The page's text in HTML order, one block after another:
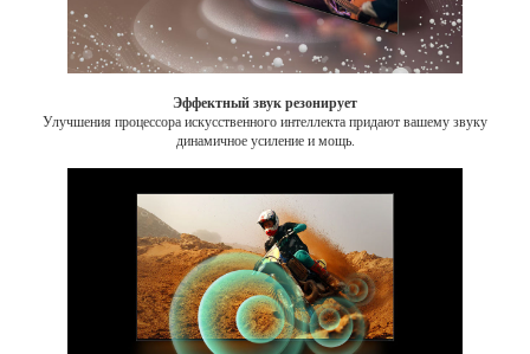
Эффектный звук резонирует
Улучшения процессора искусственного интеллекта придают вашему звуку
динамичное усиление и мощь.